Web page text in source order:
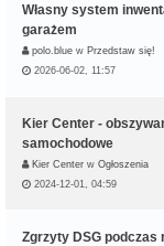
Własny system
garażem
polo.blue w Przedstaw się!
2026-06-02, 11:57
Kier Center -
samochodowe
Kier Center w Ogłoszenia
2024-12-01, 04:59
Zgrzyty DSG podczas